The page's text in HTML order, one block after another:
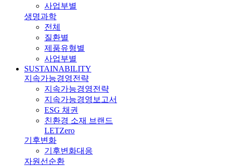
사업부별
생명과학
전체
질환별
제품유형별
사업부별
SUSTAINABILITY
지속가능경영전략
지속가능경영전략
지속가능경영보고서
ESG 채권
친환경 소재 브랜드
LETZero
기후변화
기후변화대응
자원선순환